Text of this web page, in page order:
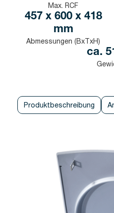
Max. RCF
457 x 600 x 418
mm
Abmessungen (BxTxH)
ca.
Produktbeschreibung